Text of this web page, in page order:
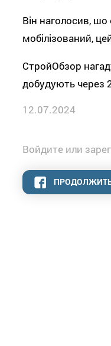
Він наголосив, шо
мобілізований,
СтройОбзор
добудують через
12.07.2024
Войдите или
ПРОДОЛЖИТЬ